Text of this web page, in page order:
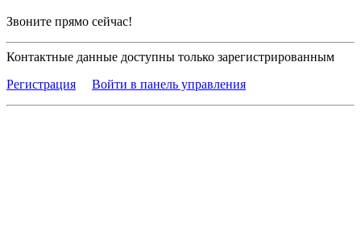
Звоните прямо сейчас!
Контактные данные доступны только зарегистрированным
Регистрация
Войти в панель управления